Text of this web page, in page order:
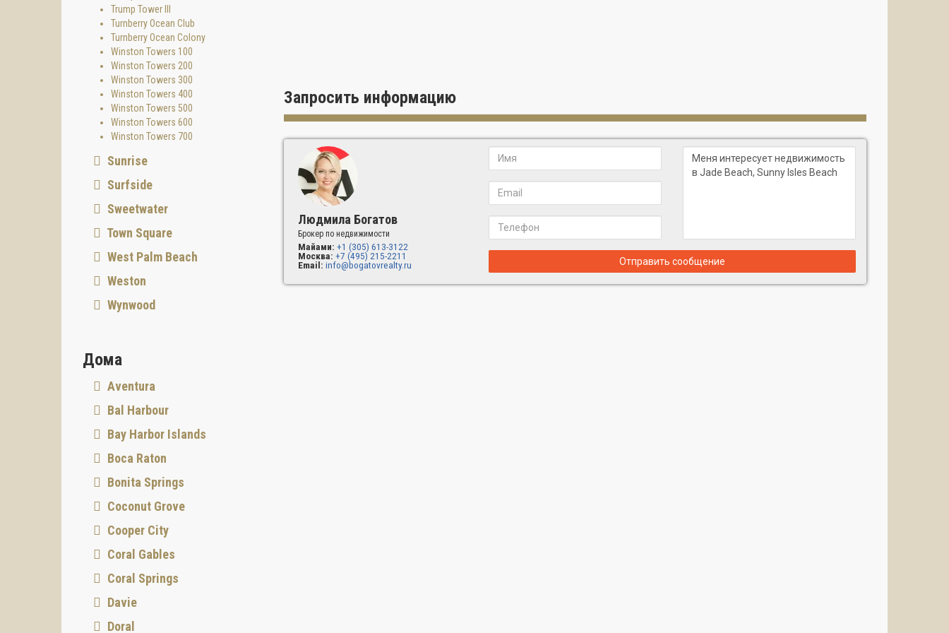
Запросить информацию
Людмила Богатов
Брокер по недвижимости
Майами: +1 (305) 613-3122
Москва: +7 (495) 215-2211
Email: info@bogatovrealty.ru Отправить сообщение
Trump Tower III
Turnberry Ocean Club
Turnberry Ocean Colony
Winston Towers 100
Winston Towers 200
Winston Towers 300
Winston Towers 400
Winston Towers 500
Winston Towers 600
Winston Towers 700
Sunrise
Surfside
Sweetwater
Town Square
West Palm Beach
Weston
Wynwood
Дома
Aventura
Bal Harbour
Bay Harbor Islands
Boca Raton
Bonita Springs
Coconut Grove
Cooper City
Coral Gables
Coral Springs
Davie
Doral